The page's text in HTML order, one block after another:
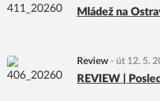
Mládež na
Review - út 12. 5.
REVIEW |